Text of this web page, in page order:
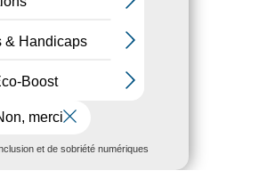
Accessibilité
Presse